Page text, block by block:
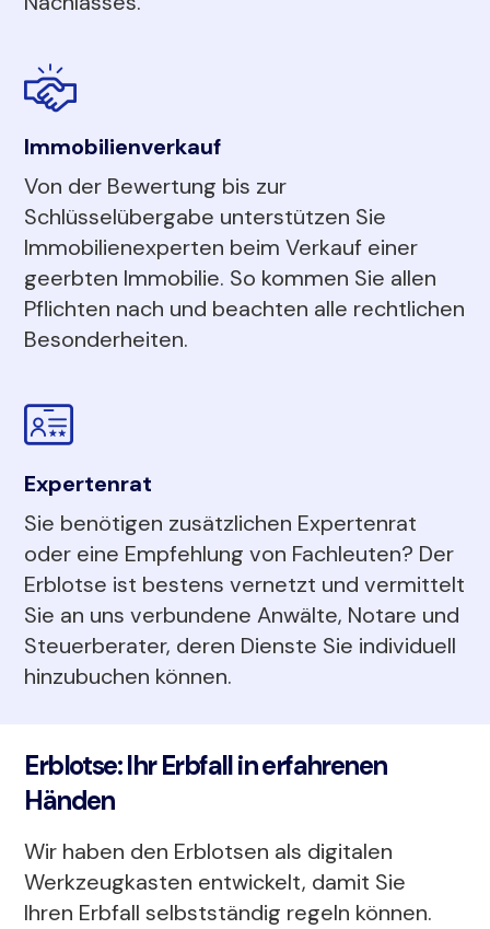
Immobilienverkauf
Von der Bewertung bis zur
Schlüsselübergabe unterstützen Sie
Immobilienexperten beim Verkauf einer
geerbten Immobilie. So kommen Sie allen
Pflichten nach und beachten alle rechtlichen
Besonderheiten.
Expertenrat
Sie benötigen zusätzlichen Expertenrat
oder eine Empfehlung von Fachleuten? Der
Erblotse ist bestens vernetzt und vermittelt
Sie an uns verbundene Anwälte, Notare und
Steuerberater, deren Dienste Sie individuell
hinzubuchen können.
Erblotse: Ihr Erbfall in erfahrenen
Händen
Wir haben den Erblotsen als digitalen
Werkzeugkasten entwickelt, damit Sie
Ihren Erbfall selbstständig regeln können.